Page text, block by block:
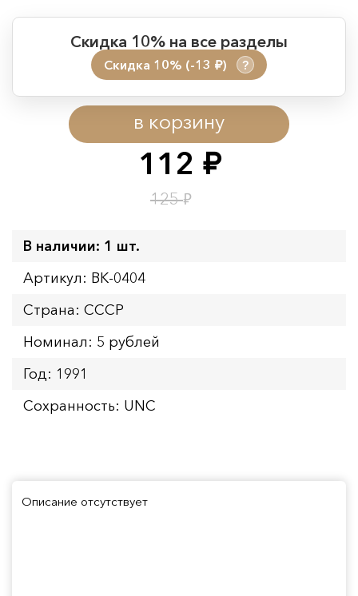
112 руб.
125₽
в корзину
Скидка 10% на все разделы
Скидка 10% (-13 руб.) ?
Период действия акции:
Начало:
08.08.2026 00:01
Окончание:
09.08.2026 23:59
Время до окончания:
В наличии: 1 шт.
Артикул: BK-0404
Страна: СССР
Номинал: 5 рублей
Год: 1991
Сохранность: UNC
Описание отсутствует